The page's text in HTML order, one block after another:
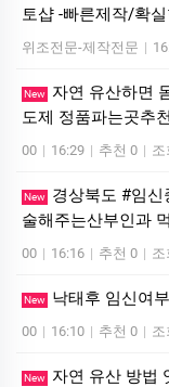
토샵 -빠른제작/확
위조전문-제작전문 |
New
자연 유산하면
도제 정품파는곳추천
00 | 16:29 | 추천 0 | 조
New
경상북도 #임
술해주는산부인과
00 | 16:16 | 추천 0 | 조
New 낙태후 임신여
00 | 16:10 | 추천 0 | 조
New 자연 유산 방법